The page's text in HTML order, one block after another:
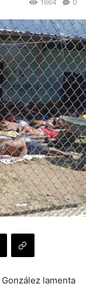
0
1664
lamenta